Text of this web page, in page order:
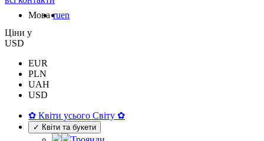
Мова ruen
Цiни у
USD
EUR
PLN
UAH
USD
✿ Квіти усього Світу ✿
✓ Квіти та букети